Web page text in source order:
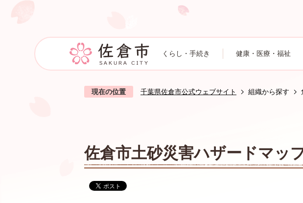
くらし・手続き 健康・医療・福祉
現在の位置 千葉県佐倉市公式ウェブサイト 組織から探す
佐倉市土砂災害ハザードマッ